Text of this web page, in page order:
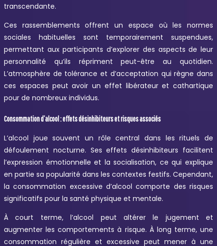
transcendante.
Ces rassemblements offrent un espace où les normes
sociales habituelles sont temporairement suspendues,
permettant aux participants d’explorer des aspects de leur
personnalité qu’ils répriment peut-être au quotidien.
L’atmosphère de tolérance et d’acceptation qui règne dans
ces espaces peut avoir un effet libérateur et cathartique
pour de nombreux individus.
Consommation d’alcool : effets désinhibiteurs et risques associés
L’alcool joue souvent un rôle central dans les rituels de
défoulement nocturne. Ses effets désinhibiteurs facilitent
l’expression émotionnelle et la socialisation, ce qui explique
en partie sa popularité dans les contextes festifs. Cependant,
la consommation excessive d’alcool comporte des risques
significatifs pour la santé physique et mentale.
À court terme, l’alcool peut altérer le jugement et
augmenter les comportements à risque. À long terme, une
consommation régulière et excessive peut mener à une